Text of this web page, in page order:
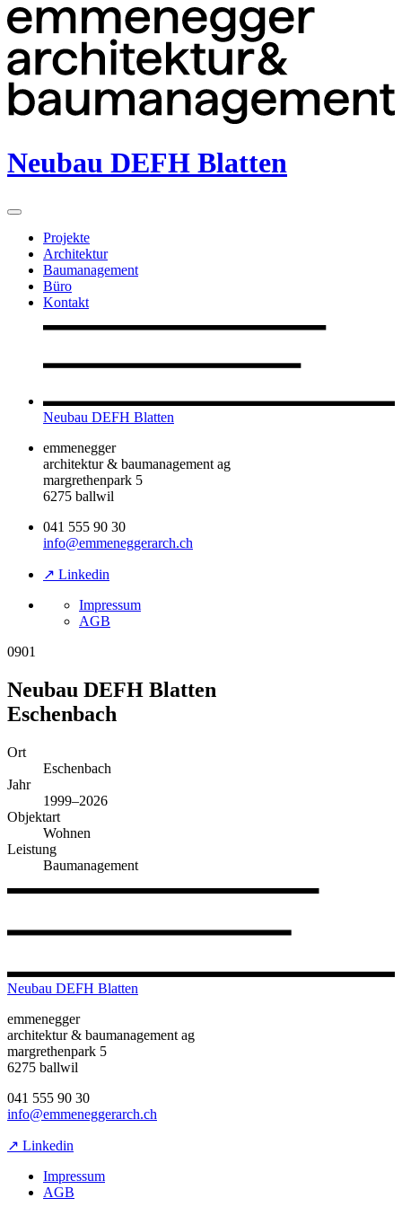
Neubau DEFH Blatten
Projekte
Architektur
Baumanagement
Büro
Kontakt
Neubau DEFH Blatten
emmenegger
architektur & baumanagement ag
margrethenpark 5
6275 ballwil
041 555 90 30
info@emmeneggerarch.ch
↗ Linkedin
Impressum
AGB
0901
Neubau DEFH Blatten
Eschenbach
Ort
Eschenbach
Jahr
1999–2026
Objektart
Wohnen
Leistung
Baumanagement
Neubau DEFH Blatten
emmenegger
architektur & baumanagement ag
margrethenpark 5
6275 ballwil
041 555 90 30
info@emmeneggerarch.ch
↗ Linkedin
Impressum
AGB